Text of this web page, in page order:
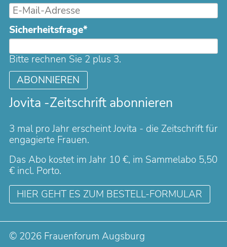
E-
Mail-
Adresse
Pflichtfeld
Sicherheitsfrage*
Bitte rechnen Sie 2 plus 3.
ABONNIEREN
Jovita -Zeitschrift abonnieren
3 mal pro Jahr erscheint Jovita - die Zeitschrift für
engagierte Frauen.
Das Abo kostet im Jahr 10 €, im Sammelabo 5,50
€ incl. Porto.
HIER GEHT ES ZUM BESTELL-FORMULAR
© 2026 Frauenforum Augsburg